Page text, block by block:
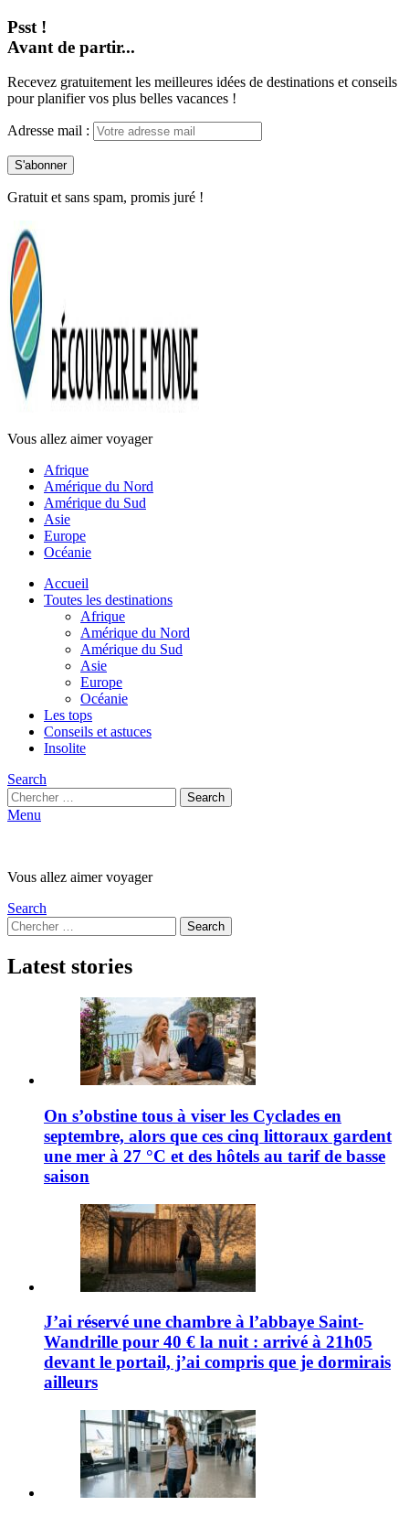
Psst !
Avant de partir...
Recevez gratuitement les meilleures idées de destinations et conseils
pour planifier vos plus belles vacances !
Adresse mail :
Gratuit et sans spam, promis juré !
Vous allez aimer voyager
Afrique
Amérique du Nord
Amérique du Sud
Asie
Europe
Océanie
Accueil
Toutes les destinations
Afrique
Amérique du Nord
Amérique du Sud
Asie
Europe
Océanie
Les tops
Conseils et astuces
Insolite
Search
Search
for:
Search
Menu
Vous allez aimer voyager
Search
Search
for:
Search
Latest stories
On s’obstine tous à viser les Cyclades en
septembre, alors que ces cinq littoraux gardent
une mer à 27 °C et des hôtels au tarif de basse
saison
J’ai réservé une chambre à l’abbaye Saint-
Wandrille pour 40 € la nuit : arrivé à 21h05
devant le portail, j’ai compris que je dormirais
ailleurs